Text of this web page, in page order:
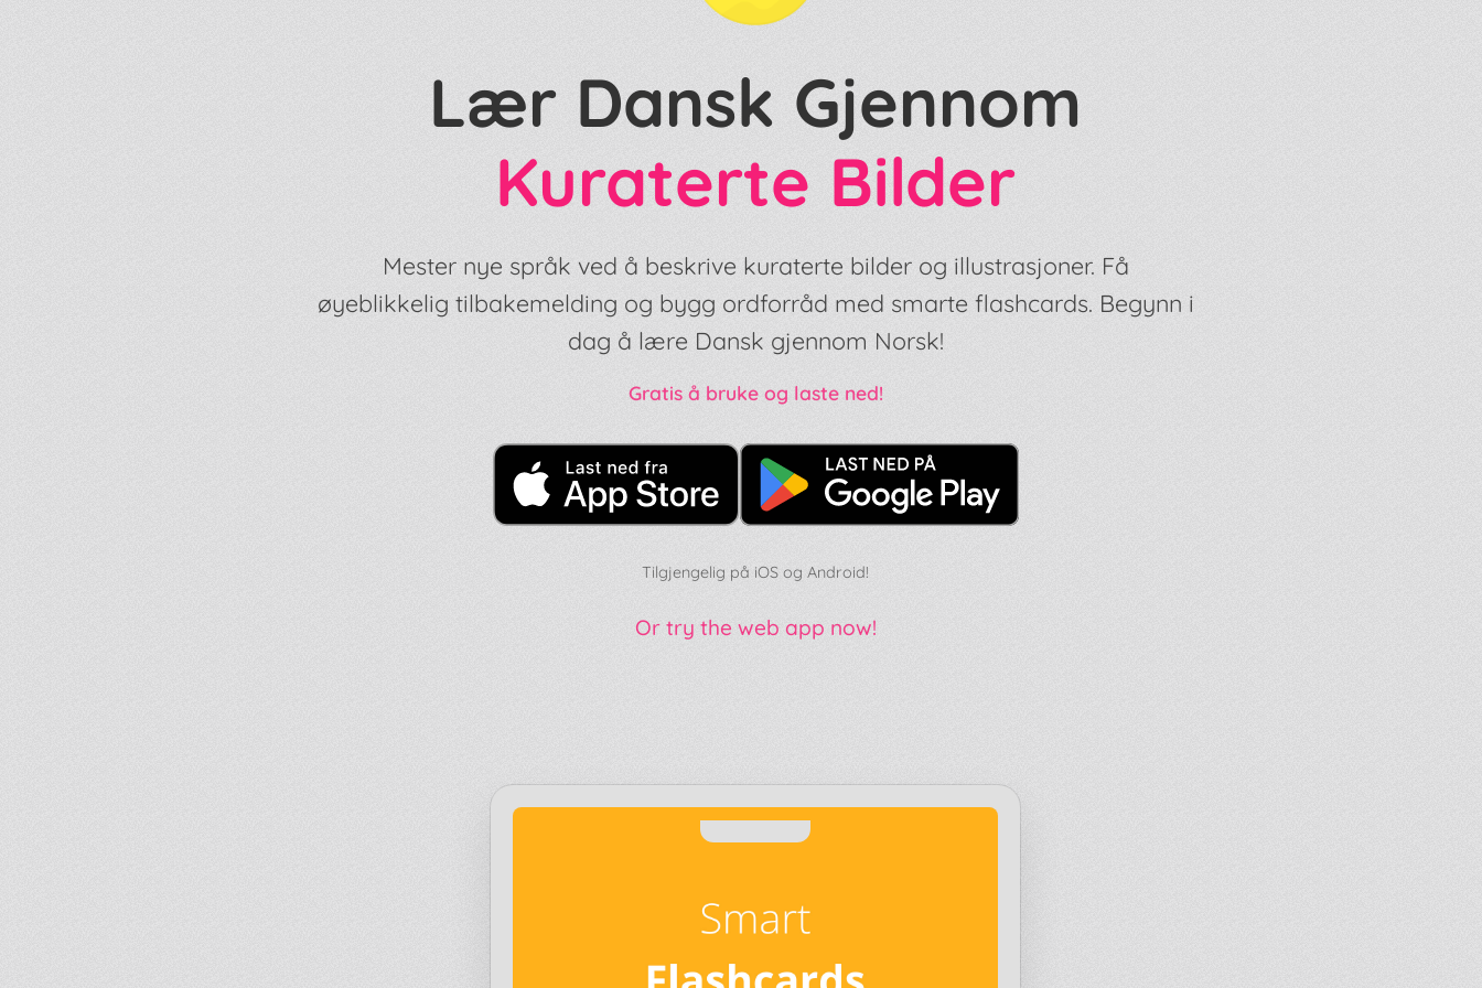
Lær Dansk Gjennom
Kuraterte Bilder
Mester nye språk ved å beskrive kuraterte bilder og illustrasjoner. Få
øyeblikkelig tilbakemelding og bygg ordforråd med smarte flashcards. Begynn i
dag å lære Dansk gjennom Norsk!
Gratis å bruke og laste ned!
Tilgjengelig på iOS og Android!
Or try the web app now!